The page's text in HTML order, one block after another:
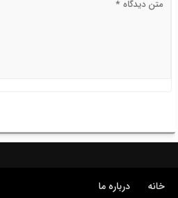
خانه درباره ما